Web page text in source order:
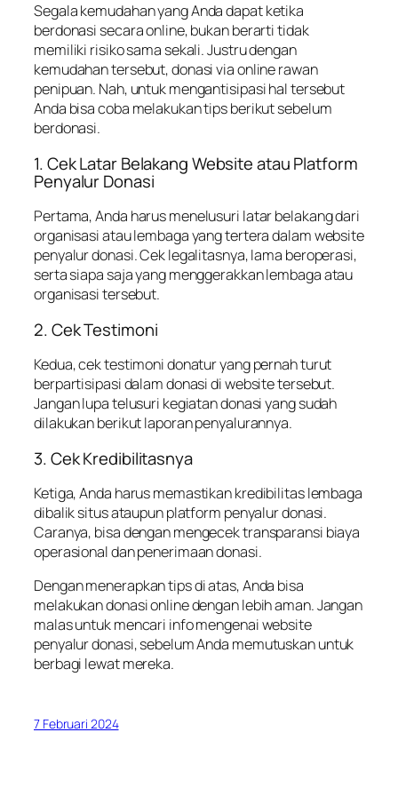
Segala kemudahan yang Anda dapat ketika
berdonasi secara online, bukan berarti tidak
memiliki risiko sama sekali. Justru dengan
kemudahan tersebut, donasi via online rawan
penipuan. Nah, untuk mengantisipasi hal tersebut
Anda bisa coba melakukan tips berikut sebelum
berdonasi.
1. Cek Latar Belakang Website atau Platform
Penyalur Donasi
Pertama, Anda harus menelusuri latar belakang dari
organisasi atau lembaga yang tertera dalam website
penyalur donasi. Cek legalitasnya, lama beroperasi,
serta siapa saja yang menggerakkan lembaga atau
organisasi tersebut.
2. Cek Testimoni
Kedua, cek testimoni donatur yang pernah turut
berpartisipasi dalam donasi di website tersebut.
Jangan lupa telusuri kegiatan donasi yang sudah
dilakukan berikut laporan penyalurannya.
3. Cek Kredibilitasnya
Ketiga, Anda harus memastikan kredibilitas lembaga
dibalik situs ataupun platform penyalur donasi.
Caranya, bisa dengan mengecek transparansi biaya
operasional dan penerimaan donasi.
Dengan menerapkan tips di atas, Anda bisa
melakukan donasi online dengan lebih aman. Jangan
malas untuk mencari info mengenai website
penyalur donasi, sebelum Anda memutuskan untuk
berbagi lewat mereka.
7 Februari 2024